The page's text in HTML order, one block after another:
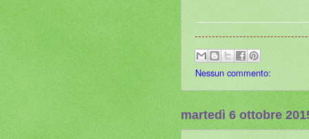
Nessun commento:
martedì 6 ottobre